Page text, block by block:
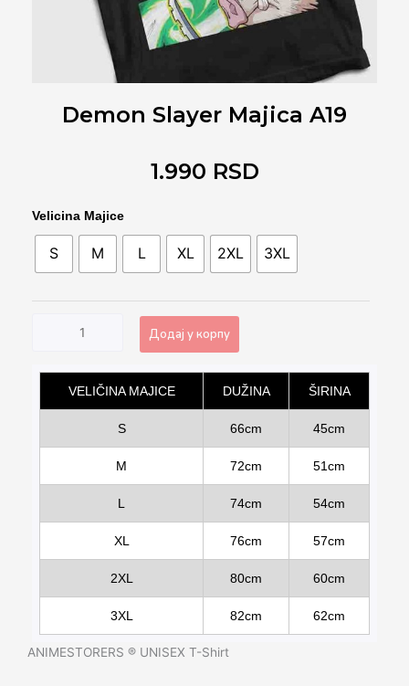
Demon Slayer Majica A19
1.990 RSD
Velicina Majice
S M L XL 2XL 3XL
Demon
Slayer
Majica
A19
Додај у корпу
Alternative:
VELIČINA MAJICE
DUŽINA ŠIRINA
S 66cm 45cm
M 72cm 51cm
L 74cm 54cm
XL 76cm 57cm
2XL 80cm 60cm
3XL 82cm 62cm
ANIMESTORERS ®️ UNISEX T-Shirt